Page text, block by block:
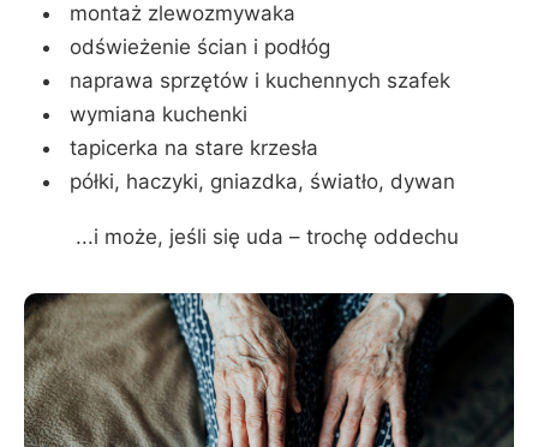
montaż zlewozmywaka
odświeżenie ścian i podłóg
naprawa sprzętów i kuchennych szafek
wymiana kuchenki
tapicerka na stare krzesła
półki, haczyki, gniazdka, światło, dywan
...i może, jeśli się uda – trochę oddechu